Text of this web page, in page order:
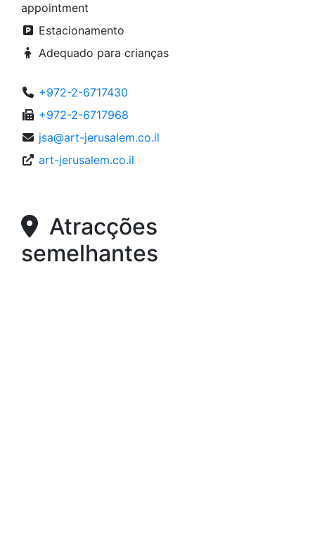
appointment
Estacionamento
Adequado para crianças
+972-2-6717430
+972-2-6717968
jsa@art-jerusalem.co.il
art-jerusalem.co.il
Atracções
semelhantes